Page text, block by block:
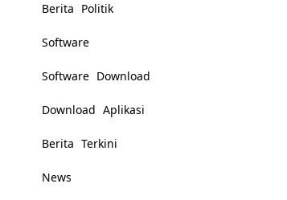
Berita Politik
Software
Software Download
Download Aplikasi
Berita Terkini
News